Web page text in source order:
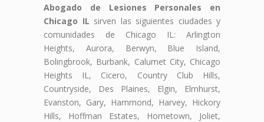
Abogado de Lesiones Personales en
Chicago IL sirven las siguientes ciudades y
comunidades de Chicago IL: Arlington
Heights, Aurora, Berwyn, Blue Island,
Bolingbrook, Burbank, Calumet City, Chicago
Heights IL, Cicero, Country Club Hills,
Countryside, Des Plaines, Elgin, Elmhurst,
Evanston, Gary, Hammond, Harvey, Hickory
Hills, Hoffman Estates, Hometown, Joliet,